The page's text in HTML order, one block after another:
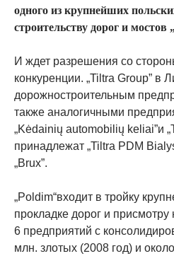
одного из крупнейших
строительству дорог и мостов
И ждет разрешения со
конкуренции. „Tiltra Group” в
дорожностроительным
также аналогичными
„Kėdainių automobilių keliai”и
принадлежат „Tiltra PDM
„Brux”.
„Poldim“входит в тройку
прокладке дорог и
6 предприятий с
млн. злотых (2008 год) и